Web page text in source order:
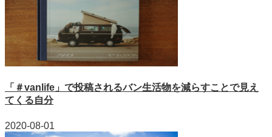
「＃vanlife」で投稿されるバン生活物を減らすことで見え
てくる自分
2020-08-01